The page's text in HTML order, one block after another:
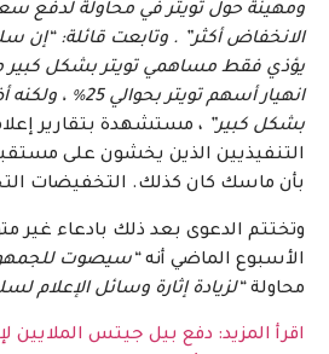
ومهينة حول تويتر في محاولة لدفع
الانخفاض أكثر” . وتابعت قائلة: “إن
يؤذي فقط مساهمي تويتر بشكل كبير
انهيار أسهم تويتر
بشكل كبير” ، مستشهدة بتقارير
التنفيذيين الذين يخشون على
بأن ماسك كان كذلك. التخفيضات
وتختتم الدعوى بعد ذلك بادعاء غير
الأسبوع الماضي أنه“سيصوت
محاولة“لزيادة إثارة وسائل الإعلام
اقرأ المزيد: دفع بيل جيتس الملايين